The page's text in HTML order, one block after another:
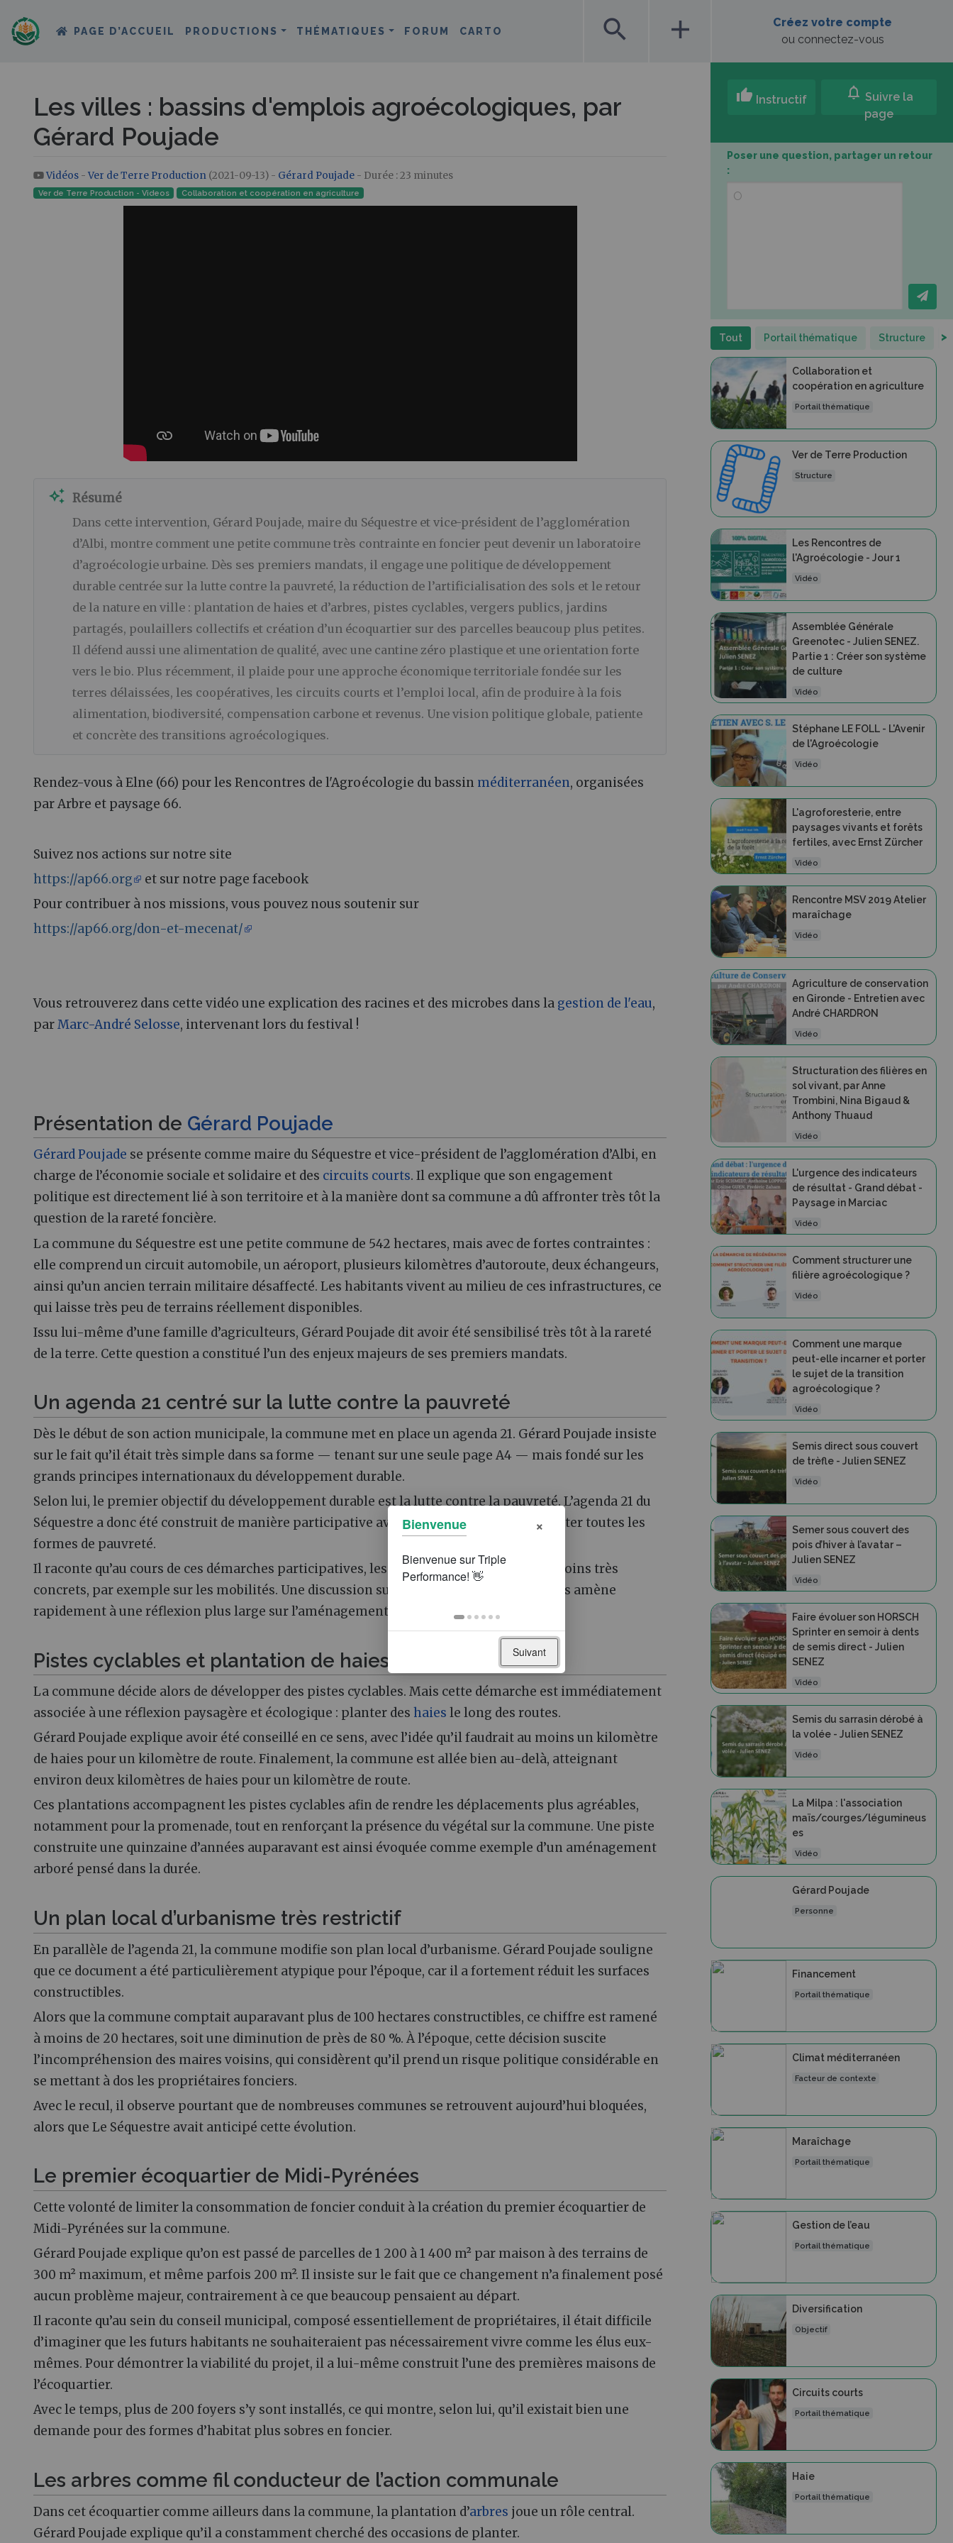
PAGE D’ACCUEIL PRODUCTIONS THÉMATIQUES FORUM CARTO search add
Créez votre compte
ou connectez-vous
Les villes : bassins d'emplois agroécologiques, par
Gérard Poujade
Aller à :navigation,rechercher
Vidéos - Ver de Terre Production (2021-09-13) - Gérard Poujade - Durée : 23 minutes
Ver de Terre Production - Videos Collaboration et coopération en agriculture
auto_awesome Résumé
Dans cette intervention, Gérard Poujade, maire du Séquestre et vice-président de l’agglomération
d’Albi, montre comment une petite commune très contrainte en foncier peut devenir un laboratoire
d’agroécologie urbaine. Dès ses premiers mandats, il engage une politique de développement
durable centrée sur la lutte contre la pauvreté, la réduction de l’artificialisation des sols et le retour
de la nature en ville : plantation de haies et d’arbres, pistes cyclables, vergers publics, jardins
partagés, poulaillers collectifs et création d’un écoquartier sur des parcelles beaucoup plus petites.
Il défend aussi une alimentation de qualité, avec une cantine zéro plastique et une orientation forte
vers le bio. Plus récemment, il plaide pour une approche économique territoriale fondée sur les
terres délaissées, les coopératives, les circuits courts et l’emploi local, afin de produire à la fois
alimentation, biodiversité, compensation carbone et revenus. Une vision politique globale, patiente
et concrète des transitions agroécologiques.
Rendez-vous à Elne (66) pour les Rencontres de l'Agroécologie du bassin méditerranéen, organisées
par Arbre et paysage 66.
Suivez nos actions sur notre site
https://ap66.org
et sur notre page facebook
Pour contribuer à nos missions, vous pouvez nous soutenir sur
https://ap66.org/don-et-mecenat/
Vous retrouverez dans cette vidéo une explication des racines et des microbes dans la gestion de l'eau,
parMarc-André Selosse, intervenant lors du festival !
Présentation de Gérard Poujade
Gérard Poujade se présente comme maire du Séquestre et vice-président de l’agglomération d’Albi, en
charge de l’économie sociale et solidaire et des circuits courts. Il explique que son engagement
politique est directement lié à son territoire et à la manière dont sa commune a dû affronter très tôt la
question de la rareté foncière.
La commune du Séquestre est une petite commune de 542 hectares, mais avec de fortes contraintes :
elle comprend un circuit automobile, un aéroport, plusieurs kilomètres d’autoroute, deux échangeurs,
ainsi qu’un ancien terrain militaire désaffecté. Les habitants vivent au milieu de ces infrastructures, ce
qui laisse très peu de terrains réellement disponibles.
Issu lui-même d’une famille d’agriculteurs, Gérard Poujade dit avoir été sensibilisé très tôt à la rareté
de la terre. Cette question a constitué l’un des enjeux majeurs de ses premiers mandats.
Un agenda 21 centré sur la lutte contre la pauvreté
Dès le début de son action municipale, la commune met en place un agenda 21. Gérard Poujade insiste
sur le fait qu’il était très simple dans sa forme — tenant sur une seule page A4 — mais fondé sur les
grands principes internationaux du développement durable.
Selon lui, le premier objectif du développement durable est la lutte contre la pauvreté. L’agenda 21 du
Séquestre a donc été construit de manière participative avec cet objectif principal : traiter toutes les
formes de pauvreté.
Il raconte qu’au cours de ces démarches participatives, les habitants expriment des besoins très
concrets, par exemple sur les mobilités. Une discussion sur l’absence de pistes cyclables amène
rapidement à une réflexion plus large sur l’aménagement communal.
Pistes cyclables et plantation de haies
La commune décide alors de développer des pistes cyclables. Mais cette démarche est immédiatement
associée à une réflexion paysagère et écologique : planter des haies le long des routes.
Gérard Poujade explique avoir été conseillé en ce sens, avec l’idée qu’il faudrait au moins un kilomètre
de haies pour un kilomètre de route. Finalement, la commune est allée bien au-delà, atteignant
environ deux kilomètres de haies pour un kilomètre de route.
Ces plantations accompagnent les pistes cyclables afin de rendre les déplacements plus agréables,
notamment pour la promenade, tout en renforçant la présence du végétal sur la commune. Une piste
construite une quinzaine d’années auparavant est ainsi évoquée comme exemple d’un aménagement
arboré pensé dans la durée.
Un plan local d’urbanisme très restrictif
En parallèle de l’agenda 21, la commune modifie son plan local d’urbanisme. Gérard Poujade souligne
que ce document a été particulièrement atypique pour l’époque, car il a fortement réduit les surfaces
constructibles.
Alors que la commune comptait auparavant plus de 100 hectares constructibles, ce chiffre est ramené
à moins de 20 hectares, soit une diminution de près de 80 %. À l’époque, cette décision suscite
l’incompréhension des maires voisins, qui considèrent qu’il prend un risque politique considérable en
se mettant à dos les propriétaires fonciers.
Avec le recul, il observe pourtant que de nombreuses communes se retrouvent aujourd’hui bloquées,
alors que Le Séquestre avait anticipé cette évolution.
Le premier écoquartier de Midi-Pyrénées
Cette volonté de limiter la consommation de foncier conduit à la création du premier écoquartier de
Midi-Pyrénées sur la commune.
Gérard Poujade explique qu’on est passé de parcelles de 1 200 à 1 400 m² par maison à des terrains de
300 m² maximum, et même parfois 200 m². Il insiste sur le fait que ce changement n’a finalement posé
aucun problème majeur, contrairement à ce que beaucoup pensaient au départ.
Il raconte qu’au sein du conseil municipal, composé essentiellement de propriétaires, il était difficile
d’imaginer que les futurs habitants ne souhaiteraient pas nécessairement vivre comme les élus eux-
mêmes. Pour démontrer la viabilité du projet, il a lui-même construit l’une des premières maisons de
l’écoquartier.
Avec le temps, plus de 200 foyers s’y sont installés, ce qui montre, selon lui, qu’il existait bien une
demande pour des formes d’habitat plus sobres en foncier.
Les arbres comme fil conducteur de l’action communale
Dans cet écoquartier comme ailleurs dans la commune, la plantation d’arbres joue un rôle central.
Gérard Poujade explique qu’il a constamment cherché des occasions de planter.
thumb_up Instructif notifications Suivre la
page
Poser une question, partager un retour
:
Tout Portail thématique Structure >
Collaboration et
coopération en agriculture
Portail thématique
Ver de Terre Production
Structure
Les Rencontres de
l'Agroécologie - Jour 1
Vidéo
Assemblée Générale
Greenotec - Julien SENEZ.
Partie 1 : Créer son système
de culture
Vidéo
Stéphane LE FOLL - L'Avenir
de l'Agroécologie
Vidéo
L'agroforesterie, entre
paysages vivants et forêts
fertiles, avec Ernst Zürcher
Vidéo
Rencontre MSV 2019 Atelier
maraîchage
Vidéo
Agriculture de conservation
en Gironde - Entretien avec
André CHARDRON
Vidéo
Structuration des filières en
sol vivant, par Anne
Trombini, Nina Bigaud &
Anthony Thuaud
Vidéo
L'urgence des indicateurs
de résultat - Grand débat -
Paysage in Marciac
Vidéo
Comment structurer une
filière agroécologique ?
Vidéo
Comment une marque
peut-elle incarner et porter
le sujet de la transition
agroécologique ?
Vidéo
Semis direct sous couvert
de trèfle - Julien SENEZ
Vidéo
Semer sous couvert des
pois d’hiver à l’avatar –
Julien SENEZ
Vidéo
Faire évoluer son HORSCH
Sprinter en semoir à dents
de semis direct - Julien
SENEZ
Vidéo
Semis du sarrasin dérobé à
la volée - Julien SENEZ
Vidéo
La Milpa : l'association
maïs/courges/légumineus
es
Vidéo
Gérard Poujade
Personne
Financement
Portail thématique
Climat méditerranéen
Facteur de contexte
Maraîchage
Portail thématique
Gestion de l’eau
Portail thématique
Diversification
Objectif
Circuits courts
Portail thématique
Haie
Portail thématique
Bienvenue ×
Suivant